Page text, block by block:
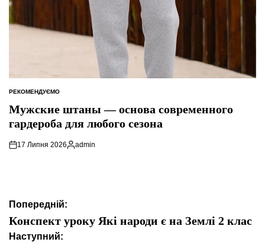
ОПУБЛІКУВАТИ
РЕКОМЕНДУЄМО
Мужские штаны — основа современного
гардероба для любого сезона
17 Липня 2026
Опубліковано
admin
Навігація
записів
Попередній:
Конспект уроку Які народи є на Землі 2 клас
Наступний: